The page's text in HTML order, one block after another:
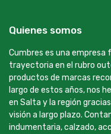
Quienes somos
Cumbres es una empresa
trayectoria en el rubro
productos de marcas
largo de estos años, nos
en Salta y la región
visión a largo plazo.
indumentaria, calzado,